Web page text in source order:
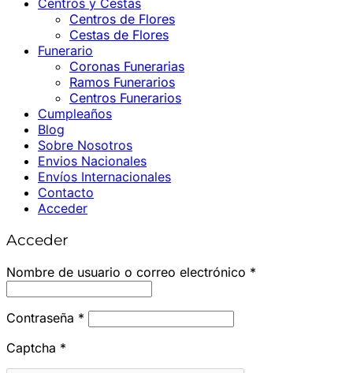
Centros y Cestas
Centros de Flores
Cestas de Flores
Funerario
Coronas Funerarias
Ramos Funerarios
Centros Funerarios
Cumpleaños
Blog
Sobre Nosotros
Envios Nacionales
Envíos Internacionales
Contacto
Acceder
Acceder
Nombre de usuario o correo electrónico *
Contraseña * Obligatorio
Captcha *